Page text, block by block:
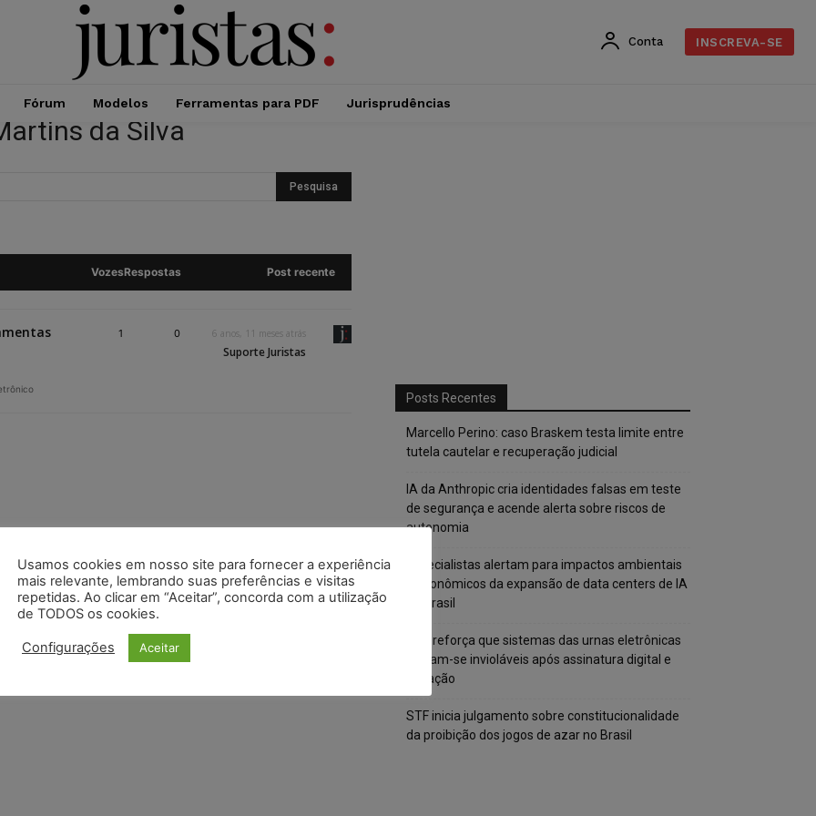
Conta INSCREVA-SE
Fórum Modelos Ferramentas para PDF Jurisprudências
da Silva
VozesRespostas Post recente
1 0 6 anos, 11 meses atrás
Suporte Juristas
Posts Recentes
Marcello Perino: caso Braskem testa limite entre
tutela cautelar e recuperação judicial
IA da Anthropic cria identidades falsas em teste
de segurança e acende alerta sobre riscos de
autonomia
Especialistas alertam para impactos ambientais
e econômicos da expansão de data centers de IA
no Brasil
TSE reforça que sistemas das urnas eletrônicas
tornam-se invioláveis após assinatura digital e
lacração
STF inicia julgamento sobre constitucionalidade
da proibição dos jogos de azar no Brasil
Usamos cookies em nosso site para fornecer a experiência
mais relevante, lembrando suas preferências e visitas
repetidas. Ao clicar em “Aceitar”, concorda com a utilização
de TODOS os cookies.
Configurações Aceitar